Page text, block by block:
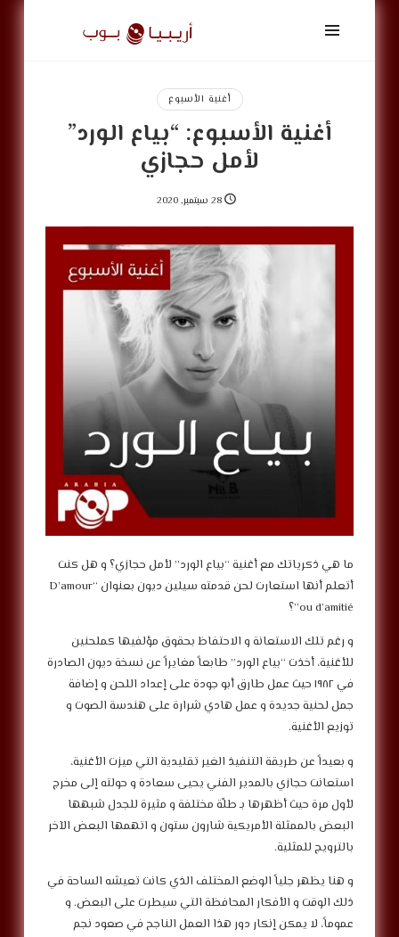
أريبيا
بوب
ArabiaPopأغنية الأسبوع
أغنية الأسبوع: “بياع الورد”
لأمل حجازي
28 سبتمبر, 2020
ما هي ذكرياتك مع أغنية “بياع الورد” لأمل حجازي؟ و هل كنت
أتعلم أنها استعارت لحن قدمته سيلين ديون بعنوان “D’amour
ou d’amitié”؟
و رغم تلك الاستعانة و الاحتفاظ بحقوق مؤلفيها كملحنين
للأغنية، أخذت “بياع الورد” طابعاً مغايراً عن نسخة ديون الصادرة
في ١٩٨٢ حيث عمل طارق أبو جودة على إعداد اللحن و إضافة
جمل لحنية جديدة و عمل هادي شرارة على هندسة الصوت و
توزيع الأغنية.
و بعيداً عن طريقة التنفيذ الغير تقليدية التي ميزت الأغنية،
استعانت حجازي بالمدير الفني يحيى سعادة و حولته إلى مخرج
لأول مرة حيث أظهرها بـ طلّة مختلفة و مثيرة للجدل شبهها
البعض بالممثلة الأمريكية شارون ستون و اتهمها البعض الآخر
بالترويج للمثلية.
و هنا يظهر جلياً الوضع المختلف الذي كانت تعيشه الساحة في
ذلك الوقت و الأفكار المحافظة التي سيطرت على البعض. و
عموماً، لا يمكن إنكار دور هذا العمل الناجح في صعود نجم